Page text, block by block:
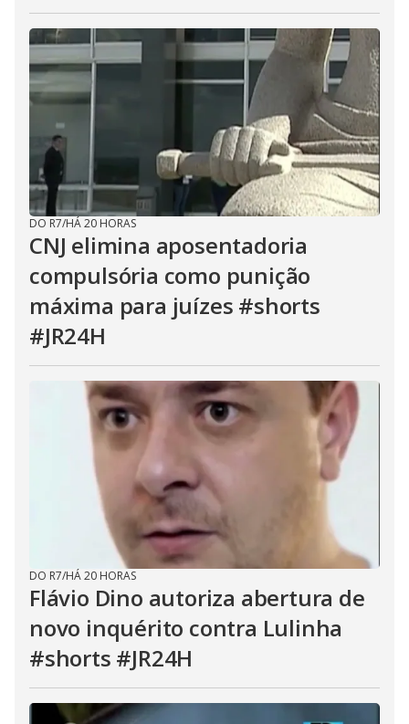
DO R7/HÁ 20 HORAS
CNJ elimina aposentadoria
compulsória como punição
máxima para juízes #shorts
#JR24H
DO R7/HÁ 20 HORAS
Flávio Dino autoriza abertura de
novo inquérito contra Lulinha
#shorts #JR24H